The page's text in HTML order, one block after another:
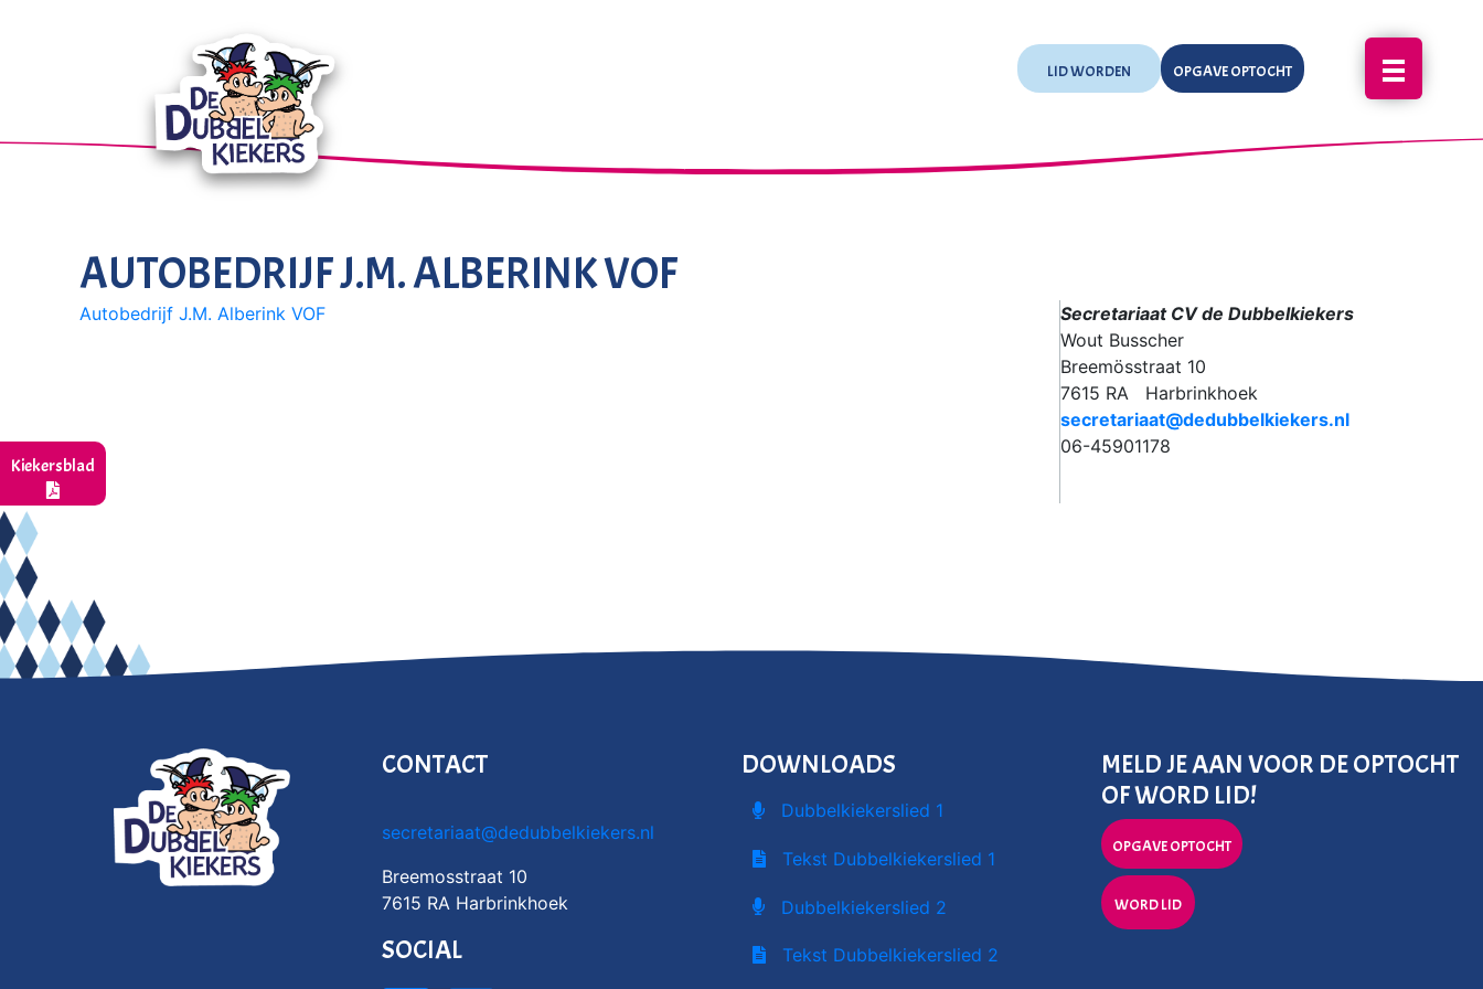
LID WORDEN OPGAVE OPTOCHT
AUTOBEDRIJF J.M. ALBERINK VOF
Autobedrijf J.M. Alberink VOF
Secretariaat CV de Dubbelkiekers
Wout Busscher
Breemösstraat 10
7615 RA Harbrinkhoek
secretariaat@dedubbelkiekers.nl
06-45901178
CONTACT
secretariaat@dedubbelkiekers.nl
Breemosstraat 10
7615 RA Harbrinkhoek
SOCIAL
DOWNLOADS
Dubbelkiekerslied 1
Tekst Dubbelkiekerslied 1
Dubbelkiekerslied 2
Tekst Dubbelkiekerslied 2
MELD JE AAN VOOR DE OPTOCHT
OF WORD LID!
OPGAVE OPTOCHT
WORD LID
Kiekersblad